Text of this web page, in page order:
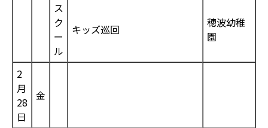
ス
ク
ー
ル
キッズ巡回
穂波幼稚
園
2
月
28
日
金